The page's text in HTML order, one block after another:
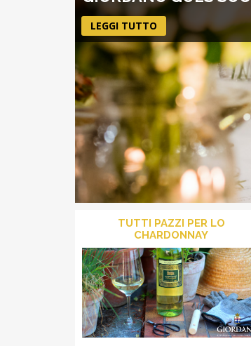
LEGGI TUTTO
TUTTI PAZZI PER LO
CHARDONNAY